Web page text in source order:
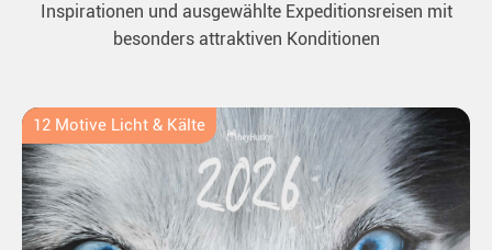
Inspirationen und ausgewählte Expeditionsreisen mit
besonders attraktiven Konditionen
12 Motive Licht & Kälte